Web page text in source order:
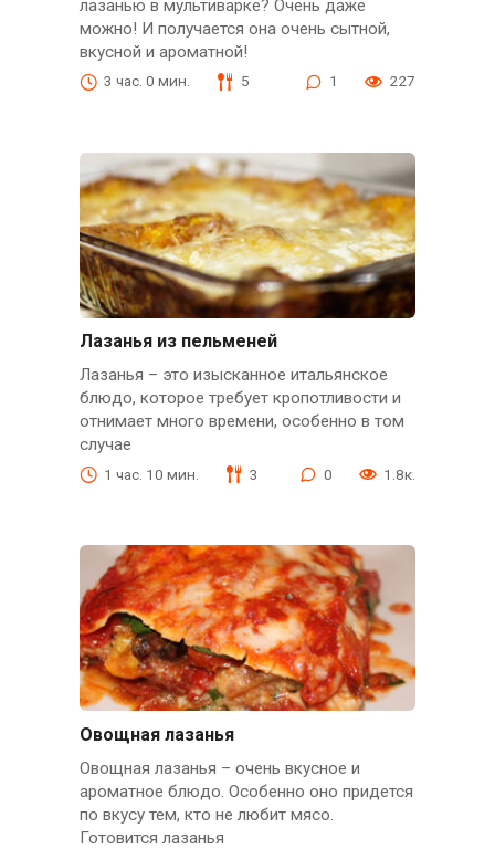
лазанью в мультиварке? Очень даже
можно! И получается она очень сытной,
вкусной и ароматной!
3 час. 0 мин. 5 1 227
Лазанья из пельменей
Лазанья – это изысканное итальянское
блюдо, которое требует кропотливости и
отнимает много времени, особенно в том
случае
1 час. 10 мин. 3 0 1.8к.
Овощная лазанья
Овощная лазанья – очень вкусное и
ароматное блюдо. Особенно оно придется
по вкусу тем, кто не любит мясо.
Готовится лазанья